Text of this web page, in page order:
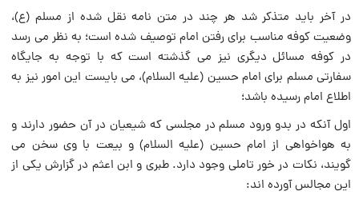
در آخر باید متذکر شد هر چند در متن نامه نقل شده از مسلم (ع)،
وضعیت کوفه مناسب برای رفتن امام توصیف شده است؛ به نظر می رسد
در کوفه مسائل دیگری نیز می گذشته است که با توجه به جایگاه
سفارتی مسلم برای امام حسین (علیه السلام)، می بایست این امور نیز به
اطلاع امام رسیده باشد؛
اول آنکه در بدو ورود مسلم در مجلسی که شیعیان در آن حضور دارند و
به هواخواهی از امام حسین (علیه السلام) و بیعت با وی سخن می
گویند، نکات در خور تاملی وجود دارد. طبری و ابن اعثم در گزارش یکی از
این مجالس آورده اند: